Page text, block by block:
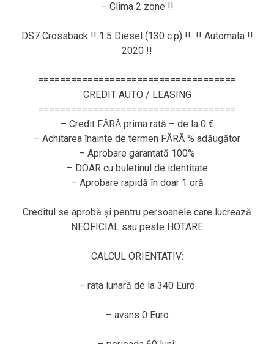
– Clima 2 zone !!
DS7 Crossback !! 1.5 Diesel (130 c.p) !! !! Automata !!
2020 !!
====================================
CREDIT AUTO / LEASING
====================================
– Credit FĂRĂ prima rată – de la 0 €
– Achitarea înainte de termen FĂRĂ % adăugător
– Aprobare garantată 100%
– DOAR cu buletinul de identitate
– Aprobare rapidă în doar 1 oră
Creditul se aprobă și pentru persoanele care lucrează
NEOFICIAL sau peste HOTARE
CALCUL ORIENTATIV:
– rata lunară de la 340 Euro
– avans 0 Euro